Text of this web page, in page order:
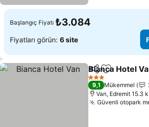
Başlangıç Fiyatı ₺3.084
Fiyatları görün: 6 site
Paylaş
Bianca Hotel
3 Yıldız
9,1 Mükemmel
Van, Edremit 15.3
Güvenli otopark